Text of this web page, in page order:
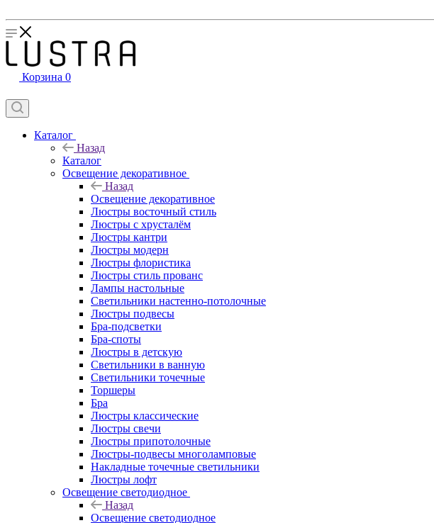
Корзина 0
Каталог
Назад
Каталог
Освещение декоративное
Назад
Освещение декоративное
Люстры восточный стиль
Люстры с хрусталём
Люстры кантри
Люстры модерн
Люстры флористика
Люстры стиль прованс
Лампы настольные
Светильники настенно-потолочные
Люстры подвесы
Бра-подсветки
Бра-споты
Люстры в детскую
Светильники в ванную
Светильники точечные
Торшеры
Бра
Люстры классические
Люстры свечи
Люстры припотолочные
Люстры-подвесы многоламповые
Накладные точечные светильники
Люстры лофт
Освещение светодиодное
Назад
Освещение светодиодное